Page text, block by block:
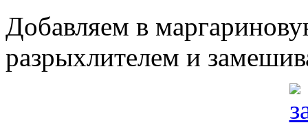
Добавляем в
разрыхлителем и